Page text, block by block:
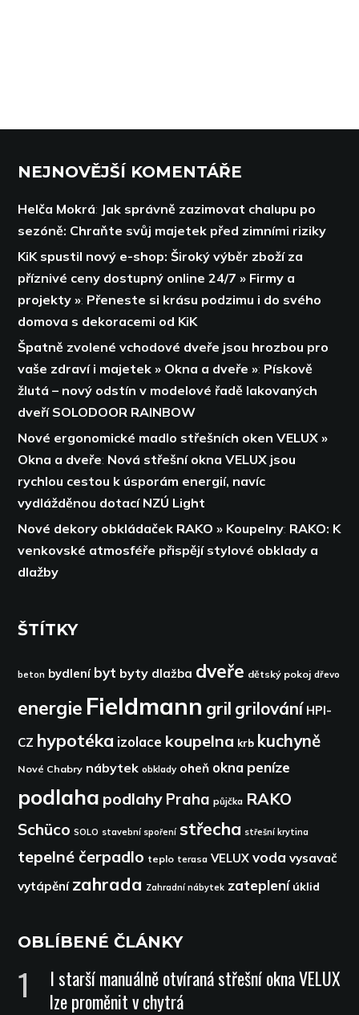
NEJNOVĚJŠÍ KOMENTÁŘE
Helča Mokrá: Jak správně zazimovat chalupu po
sezóně: Chraňte svůj majetek před zimními riziky
KiK spustil nový e-shop: Široký výběr zboží za
příznivé ceny dostupný online 24/7 » Firmy a
projekty »: Přeneste si krásu podzimu i do svého
domova s dekoracemi od KiK
Špatně zvolené vchodové dveře jsou hrozbou pro
vaše zdraví i majetek » Okna a dveře »: Pískově
žlutá – nový odstín v modelové řadě lakovaných
dveří SOLODOOR RAINBOW
Nové ergonomické madlo střešních oken VELUX »
Okna a dveře: Nová střešní okna VELUX jsou
rychlou cestou k úsporám energií, navíc
vydlážděnou dotací NZÚ Light
Nové dekory obkládaček RAKO » Koupelny: RAKO: K
venkovské atmosféře přispějí stylové obklady a
dlažby
ŠTÍTKY
beton bydlení byt byty dlažba dveře dětský pokoj dřevo
energie Fieldmann gril grilování HPI-
CZ hypotéka izolace koupelna krb kuchyně
Nové Chabry nábytek obklady oheň okna peníze
podlaha podlahy Praha půjčka RAKO
Schüco SOLO stavební spoření střecha střešní krytina
tepelné čerpadlo teplo terasa VELUX voda vysavač
vytápění zahrada Zahradní nábytek zateplení úklid
OBLÍBENÉ ČLÁNKY
I starší manuálně otvíraná střešní okna VELUX
lze proměnit v chytrá